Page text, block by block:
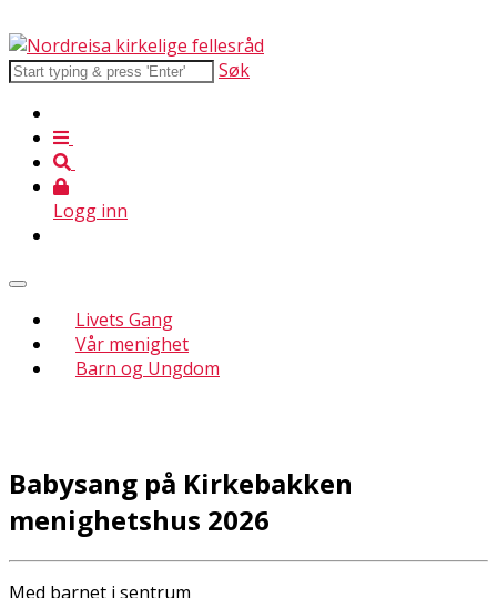
Søk
Logg inn
Livets Gang
Vår menighet
Barn og Ungdom
Babysang på Kirkebakken
menighetshus 2026
Med barnet i sentrum